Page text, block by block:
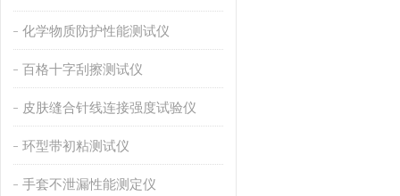
化学物质防护性能测试仪
百格十字刮擦测试仪
皮肤缝合针线连接强度试验仪
环型带初粘测试仪
手套不泄漏性能测定仪